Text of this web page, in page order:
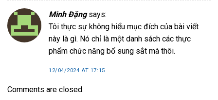
Minh Đặng says:
Tôi thực sự không hiểu mục đích của bài viết
này là gì. Nó chỉ là một danh sách các thực
phẩm chức năng bổ sung sắt mà thôi.
12/04/2024 AT 17:15
Comments are closed.